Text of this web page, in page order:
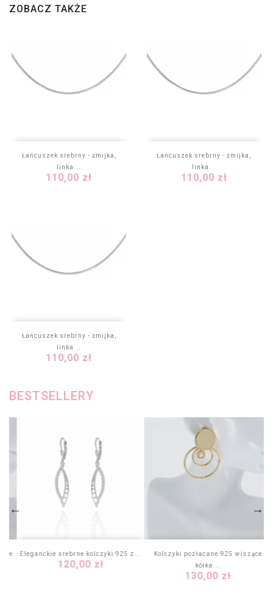
ZOBACZ TAKŻE
Łańcuszek srebrny - żmijka,
linka...
Cena
110,00 zł
Łańcuszek srebrny - żmijka,
linka...
Cena
110,00 zł
Łańcuszek srebrny - żmijka,
linka...
Cena
110,00 zł
BESTSELLERY
Eleganckie srebrne kolczyki 925 z...
Cena
120,00 zł
Kolczyki pozłacane 925 wiszące
kółka...
Cena
130,00 zł